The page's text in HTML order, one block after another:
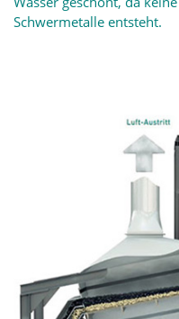
Schwermetalle entsteht.